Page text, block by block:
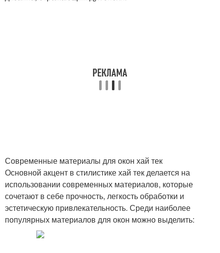
Современные материалы для окон хай тек
Основной акцент в стилистике хай тек делается на
использовании современных материалов, которые
сочетают в себе прочность, легкость обработки и
эстетическую привлекательность. Среди наиболее
популярных материалов для окон можно выделить: